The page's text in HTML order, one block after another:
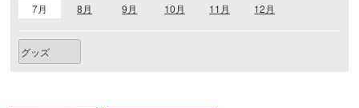
7月
8月 9月 10月 11月 12月